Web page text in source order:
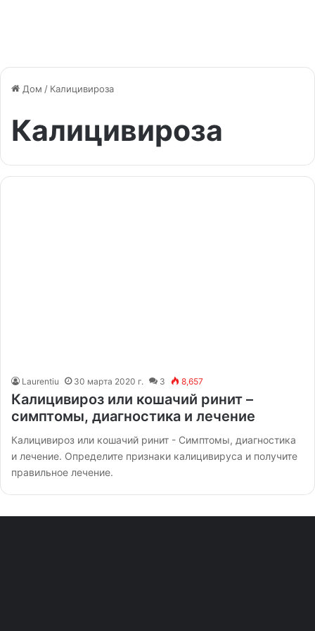
Дом / Калицивироза
Калицивироза
Laurentiu 30 марта 2020 г. 3 8,657
Калицивироз или кошачий ринит –
симптомы, диагностика и лечение
Калицивироз или кошачий ринит - Симптомы, диагностика
и лечение. Определите признаки калицивируса и получите
правильное лечение.